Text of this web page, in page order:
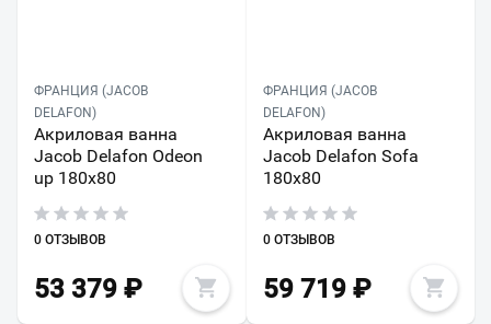
ФРАНЦИЯ (JACOB
DELAFON)
Акриловая ванна
Jacob Delafon Odeon
up 180x80
0 ОТЗЫВОВ
53 379 ₽
ФРАНЦИЯ (JACOB
DELAFON)
Акриловая ванна
Jacob Delafon Sofa
180x80
0 ОТЗЫВОВ
59 719₽